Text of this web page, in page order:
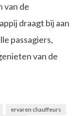
van de
draagt bij aan
passagiers,
van de
ervaren chauffeurs